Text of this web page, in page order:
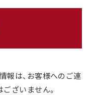
報は、お客様へのご連
ざいません。